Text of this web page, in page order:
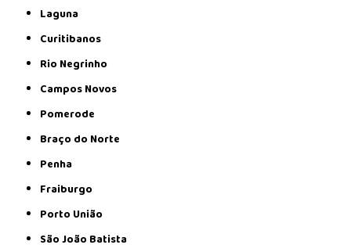
Laguna
Curitibanos
Rio Negrinho
Campos Novos
Pomerode
Braço do Norte
Penha
Fraiburgo
Porto União
São João Batista